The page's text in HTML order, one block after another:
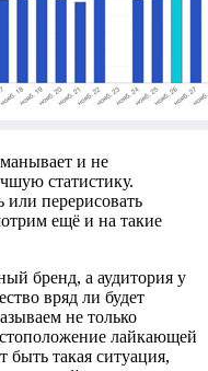
и не
статистику.
или перерисовать
ещё и на такие
бренд, а аудитория у
вряд ли будет
не только
лайкающей
такая ситуация,